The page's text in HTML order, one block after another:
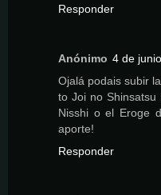
Responder
Anónimo 4 de
Ojalá podais subir
to Joi no Shinsatsu
Nisshi o el Eroge
aporte!
Responder